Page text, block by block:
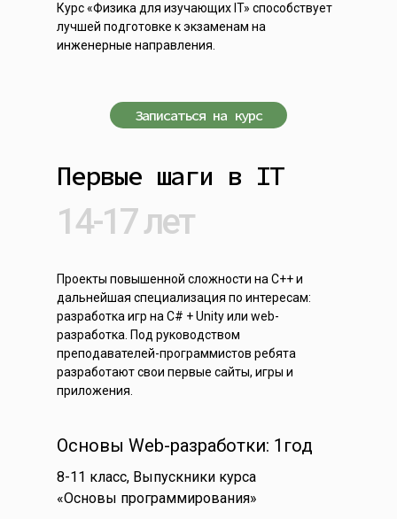
Курс «Физика для изучающих IT» способствует
лучшей подготовке к экзаменам на
инженерные направления.
Записаться на курс
Первые шаги в IT
Проекты повышенной сложности на С++ и
дальнейшая специализация по интересам:
разработка игр на С# + Unity или web-
разработка. Под руководством
преподавателей-программистов ребята
разработают свои первые сайты, игры и
приложения.
Основы Web-разработки: 1год
8-11 класс, Выпускники курса
«Основы программирования»
14-17 лет